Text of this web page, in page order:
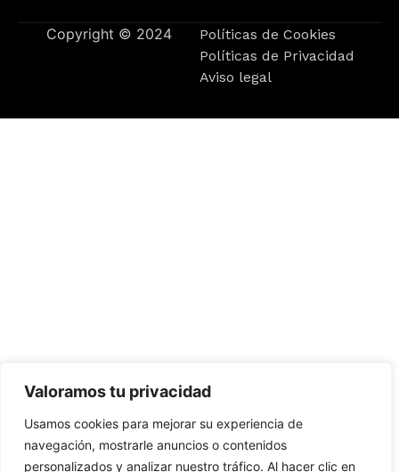
Valoramos tu privacidad
Usamos cookies para mejorar su experiencia de
navegación, mostrarle anuncios o contenidos
personalizados y analizar nuestro tráfico. Al hacer clic en
Copyright © 2024
Políticas de Cookies
Políticas de Privacidad
Aviso legal